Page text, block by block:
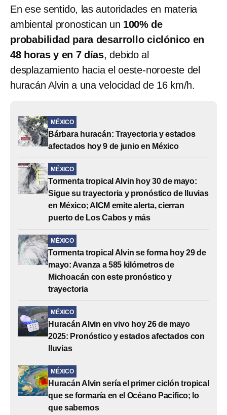
En ese sentido, las autoridades en materia
ambiental pronostican un 100% de
probabilidad para desarrollo ciclónico en
48 horas y en 7 días, debido al
desplazamiento hacia el oeste-noroeste del
huracán Alvin a una velocidad de 16 km/h.
MÉXICO
Bárbara huracán: Trayectoria y estados
afectados hoy 9 de junio en México
MÉXICO
Tormenta tropical Alvin hoy 30 de mayo:
Sigue su trayectoria y pronóstico de lluvias
en México; AICM emite alerta, cierran
puerto de Los Cabos y más
MÉXICO
Tormenta tropical Alvin se forma hoy 29 de
mayo: Avanza a 585 kilómetros de
Michoacán con este pronóstico y
trayectoria
MÉXICO
Huracán Alvin en vivo hoy 26 de mayo
2025: Pronóstico y estados afectados con
lluvias
MÉXICO
Huracán Alvin sería el primer ciclón tropical
que se formaría en el Océano Pacifico; lo
que sabemos